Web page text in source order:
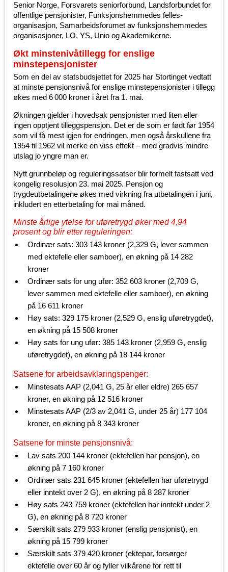
Senior Norge, Forsvarets seniorforbund, Landsforbundet for
offentlige pensjonister, Funksjonshemmedes felles­
organisasjon, Samarbeidsforumet av funksjonshemmedes
organisasjoner, LO, YS, Unio og Akademikerne.
Økt minstenivåtillegg for enslige
minstepensjonister
Som en del av statsbudsjettet for 2025 har Stortinget vedtatt
at minste pensjonsnivå for enslige minstepensjonister i tillegg
økes med 6 000 kroner i året fra 1. mai.
Økningen gjelder i hovedsak pensjonister med liten eller
ingen opptjent tilleggspensjon. Det er de som er født før 1954
som vil få mest igjen for endringen, men også årskullene fra
1954 til 1962 vil merke en viss effekt – med gradvis mindre
utslag jo yngre man er.
Nytt grunnbeløp og reguleringssatser blir formelt fastsatt ved
kongelig resolusjon 23. mai 2025. Pensjon og
trygdeutbetalingene økes med virkning fra utbetalingen i juni,
inkludert en etterbetaling for mai måned.
Minste årlige ytelse for uføretrygd øker med 4,94
prosent og blir etter reguleringen:
Ordinær sats: 303 143 kroner (2,329 G, lever sammen
med ektefelle eller samboer), en økning på 14 282
kroner
Ordinær sats for ung ufør: 352 603 kroner (2,709 G,
lever sammen med ektefelle eller samboer), en økning
på 16 611 kroner
Høy sats: 329 175 kroner (2,529 G, enslig uføretrygdet),
en økning på 15 508 kroner
Høy sats for ung ufør: 385 143 kroner (2,959 G, enslig
uføretrygdet), en økning på 18 144 kroner
Satsene for arbeidsavklaringspenger:
Minstesats AAP (2,041 G, 25 år eller eldre) 265 657
kroner, en økning på 12 516 kroner
Minstesats AAP (2/3 av 2,041 G, under 25 år) 177 104
kroner, en økning på 8 343 kroner
Satsene for minste pensjonsnivå:
Lav sats 200 144 kroner (ektefellen har pensjon), en
økning på 7 160 kroner
Ordinær sats 231 645 kroner (ektefellen har uføretrygd
eller inntekt over 2 G), en økning på 8 287 kroner
Høy sats 243 759 kroner (ektefellen har inntekt under 2
G), en økning på 8 720 kroner
Særskilt sats 279 933 kroner (enslig pensjonist), en
økning på 15 799 kroner
Særskilt sats 379 420 kroner (ektepar, forsørger
ektefelle over 60 år og fyller vilkårene for rett til